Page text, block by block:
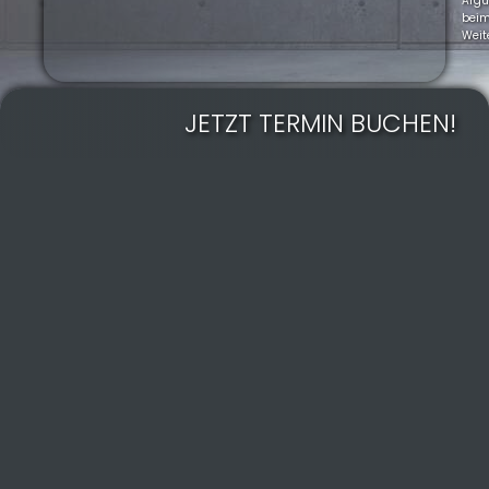
JETZT TERMIN BUCHEN!